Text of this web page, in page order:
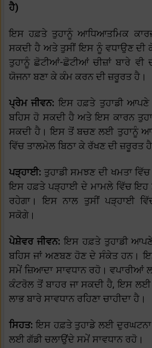
ਹੈ)
ਇਸ ਹਫ਼ਤੇ ਤੁਹਾਨੂੰ ਆਧਿਆਤਮਿਕ
ਸਕਦੀ ਹੈ ਅਤੇ ਤੁਸੀਂ ਇਸ ਨੂੰ ਵਧਾਉਣ
ਤੁਹਾਨੂੰ ਛੋਟੀਆਂ-ਛੋਟੀਆਂ ਚੀਜ਼ਾਂ ਬਾਰੇ ਵੀ
ਯੋਜਨਾ ਬਣਾ ਕੇ ਕੰਮ ਕਰਨ ਦੀ ਜ਼ਰੂਰਤ ਹੈ।
ਪ੍ਰੇਮ ਜੀਵਨ:ਇਸ ਹਫ਼ਤੇ ਤੁਹਾਡੀ ਆਪਣੇ
ਬਹਿਸ ਹੋ ਸਕਦੀ ਹੈ ਅਤੇ ਇਸ ਕਾਰਨ
ਸਕਦੀ ਹੈ। ਇਸ ਤੋਂ ਬਚਣ ਲਈ ਤੁਹਾਨੂੰ
ਵਿੱਚ ਤਾਲਮੇਲ ਬਿਠਾ ਕੇ ਰੱਖਣ ਦੀ ਜ਼ਰੂਰਤ
ਪੜ੍ਹਾਈ: ਤੁਹਾਡੀ ਸਮਝਣ ਦੀ ਖਮਤਾ
ਇਸ ਹਫ਼ਤੇ ਪੜ੍ਹਾਈ ਦੇ ਮਾਮਲੇ ਵਿੱਚ ਇਹ
ਰਹੇਗਾ। ਇਸ ਨਾਲ ਤੁਸੀਂ ਪੜ੍ਹਾਈ
ਸਕੋਗੇ।
ਪੇਸ਼ੇਵਰ ਜੀਵਨ:ਇਸ ਹਫ਼ਤੇ ਤੁਹਾਡੀ
ਬਹਿਸ ਜਾਂ ਅਣਬਣ ਹੋਣ ਦੇ ਸੰਕੇਤ ਹਨ।
ਸਮੇਂ ਜ਼ਿਆਦਾ ਸਾਵਧਾਨ ਰਹੋ। ਵਪਾਰੀਆਂ
ਕੰਟਰੋਲ ਤੋਂ ਬਾਹਰ ਜਾ ਸਕਦੀ ਹੈ, ਇਸ
ਲਾਭ ਬਾਰੇ ਸਾਵਧਾਨ ਰਹਿਣਾ ਚਾਹੀਦਾ ਹੈ।
ਸਿਹਤ:ਇਸ ਹਫ਼ਤੇ ਤੁਹਾਡੇ ਲਈ ਦੁਰਘਟਨਾ
ਲਈ ਗੱਡੀ ਚਲਾਉਂਦੇ ਸਮੇਂ ਸਾਵਧਾਨ ਰਹੋ।